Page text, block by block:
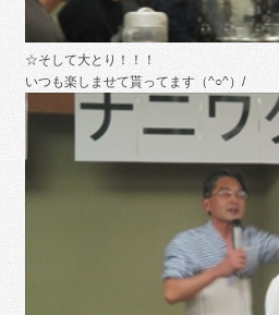
☆そして大とり！！！
いつも楽しませて貰ってます（^○^）/